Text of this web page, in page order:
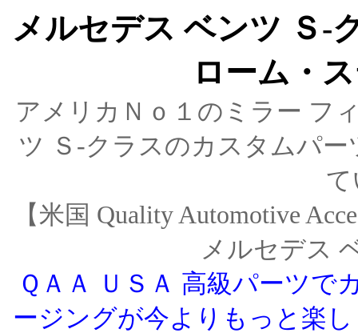
メルセデス ベンツ Ｓ-
ローム・
アメリカＮｏ１のミラー フ
ツ Ｓ-クラスのカスタムパ
【米国 Quality Automotive
メルセデス
ＱＡＡ ＵＳＡ 高級パーツで
ージングが今よりもっと楽